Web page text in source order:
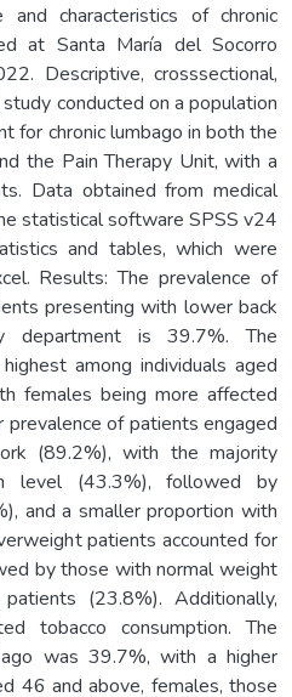
characteristics of chronic
at Santa María del Socorro
Descriptive, crosssectional,
conducted on a population
for chronic lumbago in both the
the Pain Therapy Unit, with a
Data obtained from medical
statistical software SPSS v24
and tables, which were
Results: The prevalence of
presenting with lower back
department is 39.7%. The
among individuals aged
females being more affected
prevalence of patients engaged
(89.2%), with the majority
level (43.3%), followed by
and a smaller proportion with
patients accounted for
by those with normal weight
(23.8%). Additionally,
tobacco consumption. The
was 39.7%, with a higher
46 and above, females, those